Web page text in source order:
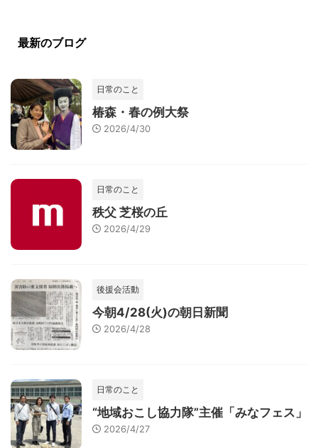
最新のブログ
日常のこと
椿森・春の例大祭
2026/4/30
日常のこと
秩父 芝桜の丘
2026/4/29
後援会活動
今朝4/28(火)の朝日新聞
2026/4/28
日常のこと
“地域おこし協力隊”主催「みなフェス」
2026/4/27